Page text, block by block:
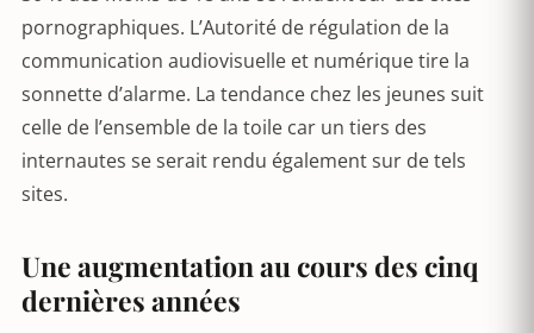
pornographiques. L’Autorité de régulation de la
communication audiovisuelle et numérique tire la
sonnette d’alarme. La tendance chez les jeunes suit
celle de l’ensemble de la toile car un tiers des
internautes se serait rendu également sur de tels
sites.
Une augmentation au cours des cinq
dernières années